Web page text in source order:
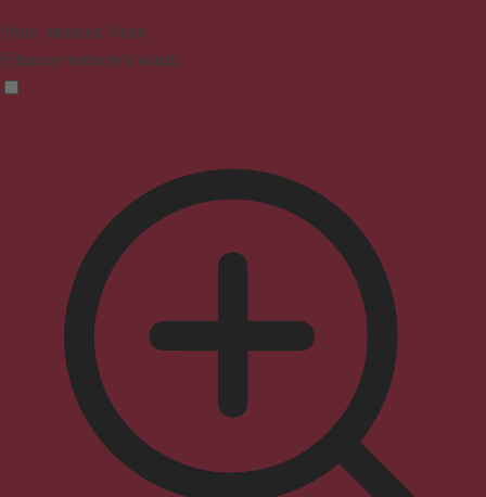
Vision Impaired Mode
Enhances website's visuals